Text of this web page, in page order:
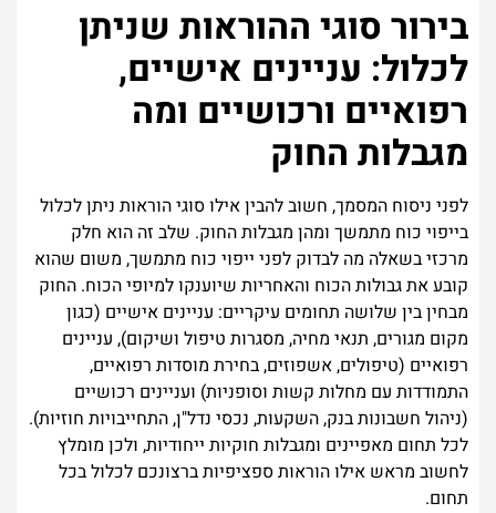
בירור סוגי ההוראות שניתן
לכלול: עניינים אישיים,
רפואיים ורכושיים ומה
מגבלות החוק
לפני ניסוח המסמך, חשוב להבין אילו סוגי הוראות ניתן לכלול
בייפוי כוח מתמשך ומהן מגבלות החוק. שלב זה הוא חלק
מרכזי בשאלה מה לבדוק לפני ייפוי כוח מתמשך, משום שהוא
קובע את גבולות הכוח והאחריות שיוענקו למיופי הכוח. החוק
מבחין בין שלושה תחומים עיקריים: עניינים אישיים (כגון
מקום מגורים, תנאי מחיה, מסגרות טיפול ושיקום), עניינים
רפואיים (טיפולים, אשפוזים, בחירת מוסדות רפואיים,
התמודדות עם מחלות קשות וסופניות) ועניינים רכושיים
(ניהול חשבונות בנק, השקעות, נכסי נדל"ן, התחייבויות חוזיות).
לכל תחום מאפיינים ומגבלות חוקיות ייחודיות, ולכן מומלץ
לחשוב מראש אילו הוראות ספציפיות ברצונכם לכלול בכל
תחום.